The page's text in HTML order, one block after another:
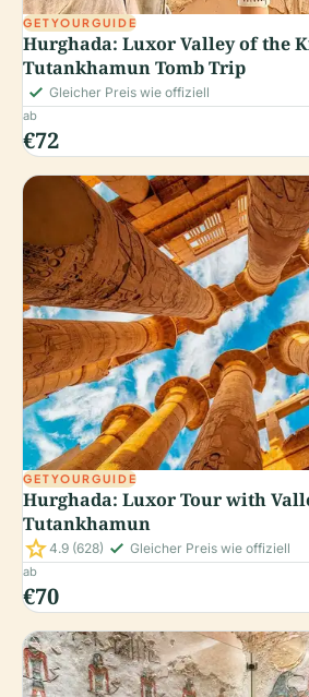
GETYOURGUIDE
Hurghada: Luxor Valley of the
Tutankhamun Tomb Trip
check_small Gleicher Preis wie offiziell
ab
€72
GETYOURGUIDE
Hurghada: Luxor Tour with
Tutankhamun
star4.9 (628) check_small Gleicher Preis wie offiziell
ab
€70